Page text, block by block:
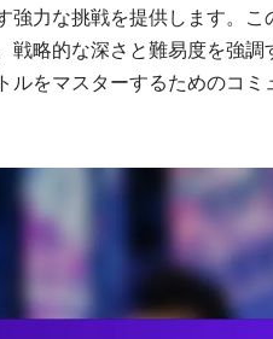
強力な挑戦を提供します。
略的な深さと難易度を強調
をマスターするためのコ